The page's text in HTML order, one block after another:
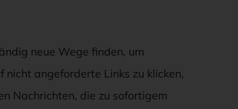
neue Wege finden, um
angeforderte Links zu klicken,
Nachrichten, die zu sofortigem